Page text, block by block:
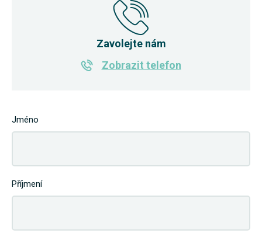
Zavolejte nám
Zobrazit telefon
Jméno
Příjmení